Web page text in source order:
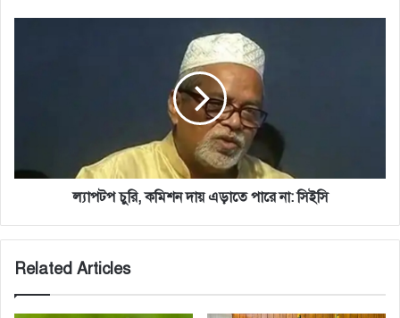
ল্যাপটপ চুরি, কমিশন দায় এড়াতে পারে না: সিইসি
Related Articles